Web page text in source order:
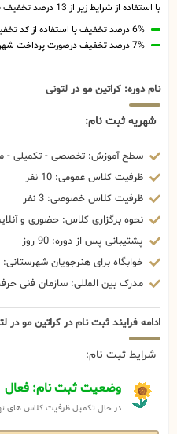
با استفاده از شرایط زیر از 13 درصد تخفیف بهره مند شوید.
6% درصد تخفیف با استفاده از کد تخفیف 20806
7% درصد تخفیف درصورت پرداخت شهریه با رمزارز
نام دوره: کراتین مو در لتونی
شهریه ثبت نام:
سطح آموزش: تخصصی - تکمیلی -
ظرفیت کلاس عمومی: 10 نفر
ظرفیت کلاس خصوصی: 3 نفر
نحوه برگزاری کلاس: حضوری و
پشتیبانی پس از دوره: 90 روز
خوابگاه برای هنرجویان شهرستانی:
مدرک بین المللی: سازمان فنی
ادامه فرایند ثبت نام در کراتین مو در
شرایط ثبت نام:
وضعیت ثبت نام: فعال
در حال تکمیل ظرفیت کلاس های